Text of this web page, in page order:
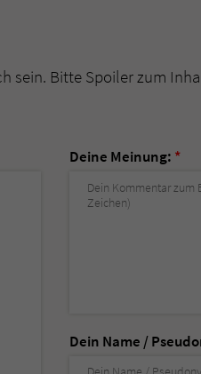
sein. Bitte Spoiler zum
Deine Meinung: *
Dein Name /